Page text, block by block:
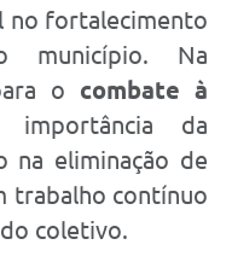
no fortalecimento
município. Na
o combate à
importância da
na eliminação de
trabalho contínuo
coletivo.